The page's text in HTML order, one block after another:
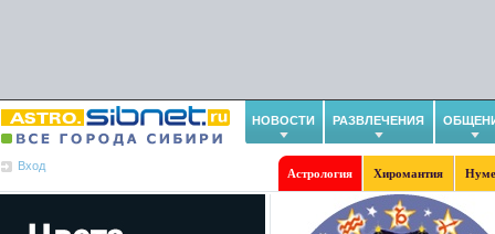
НОВОСТИ РАЗВЛЕЧЕНИЯ
Вход
Астрология Хиромантия